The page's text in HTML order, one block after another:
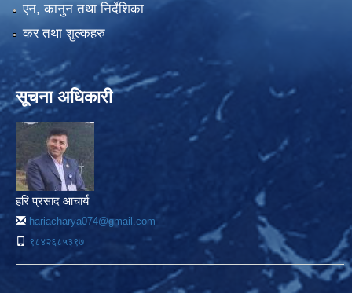
एन, कानुन तथा निर्देशिका
कर तथा शुल्कहरु
सूचना अधिकारी
हरि प्रसाद आचार्य
hariacharya074@gmail.com
९८४२६८५३९७